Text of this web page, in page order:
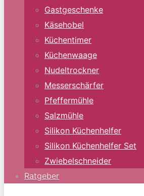
Gastgeschenke
Käsehobel
Küchentimer
Küchenwaage
Nudeltrockner
Messerschärfer
Pfeffermühle
Salzmühle
Silikon Küchenhelfer
Silikon Küchenhelfer Set
Zwiebelschneider
Ratgeber